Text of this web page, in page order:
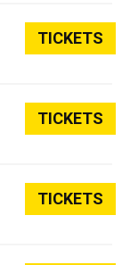
TICKETS
TICKETS
TICKETS